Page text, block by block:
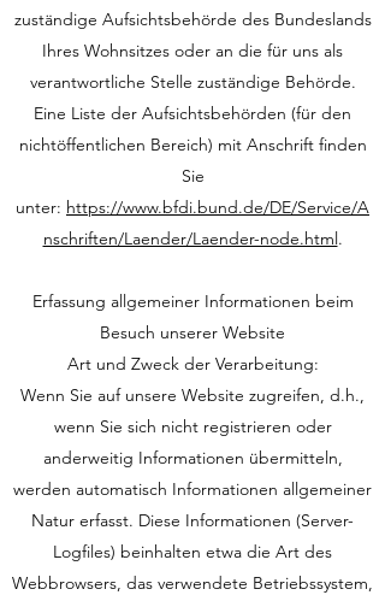
zuständige Aufsichtsbehörde des Bundeslands
Ihres Wohnsitzes oder an die für uns als
verantwortliche Stelle zuständige Behörde.
Eine Liste der Aufsichtsbehörden (für den
nichtöffentlichen Bereich) mit Anschrift finden
Sie
unter: https://www.bfdi.bund.de/DE/Service/A
nschriften/Laender/Laender-node.html.
Erfassung allgemeiner Informationen beim
Besuch unserer Website
Art und Zweck der Verarbeitung:
Wenn Sie auf unsere Website zugreifen, d.h.,
wenn Sie sich nicht registrieren oder
anderweitig Informationen übermitteln,
werden automatisch Informationen allgemeiner
Natur erfasst. Diese Informationen (Server-
Logfiles) beinhalten etwa die Art des
Webbrowsers, das verwendete Betriebssystem,